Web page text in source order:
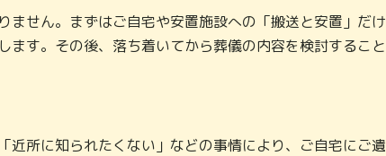
せん。まずはご自宅や安置施設への「搬送と安置」だけ
す。その後、落ち着いてから葬儀の内容を検討すること
近所に知られたくない」などの事情により、ご自宅にご遺